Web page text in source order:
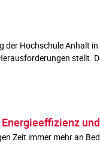
der Hochschule Anhalt
stellt.
Zeit immer mehr an